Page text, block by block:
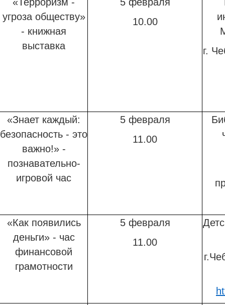
угроза обществу»
- книжная
выставка
10.00
г.
«Знает каждый:
безопасность - это
важно!» -
познавательно-
игровой час
5 февраля
11.00
«Как появились
деньги» - час
финансовой
грамотности
5 февраля
11.00